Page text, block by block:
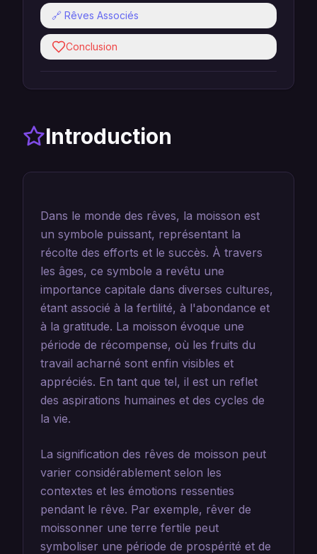
🔗 Rêves Associés
Conclusion
Introduction
Dans le monde des rêves, la moisson est
un symbole puissant, représentant la
récolte des efforts et le succès. À travers
les âges, ce symbole a revêtu une
importance capitale dans diverses cultures,
étant associé à la fertilité, à l'abondance et
à la gratitude. La moisson évoque une
période de récompense, où les fruits du
travail acharné sont enfin visibles et
appréciés. En tant que tel, il est un reflet
des aspirations humaines et des cycles de
la vie.
La signification des rêves de moisson peut
varier considérablement selon les
contextes et les émotions ressenties
pendant le rêve. Par exemple, rêver de
moissonner une terre fertile peut
symboliser une période de prospérité et de